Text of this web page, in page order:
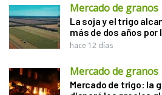
Mercado de granos
La soja y el trigo
más de dos años por
hace 12 días
Mercado de granos
Mercado de trigo: la